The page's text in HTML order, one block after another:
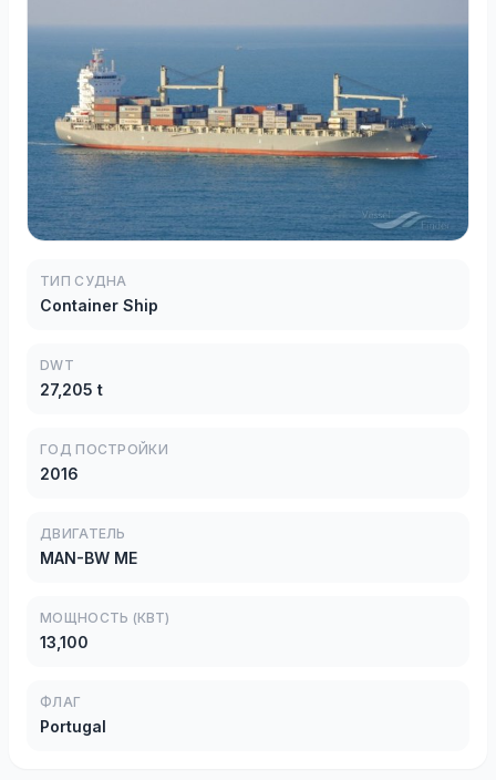
ТИП СУДНА
Container Ship
DWT
27,205 t
ГОД ПОСТРОЙКИ
2016
ДВИГАТЕЛЬ
MAN-BW ME
МОЩНОСТЬ (КВТ)
13,100
ФЛАГ
Portugal